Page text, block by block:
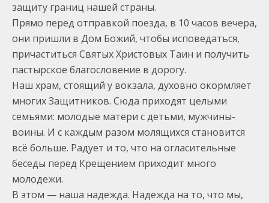
защиту границ нашей страны.
Прямо перед отправкой поезда, в 10 часов вечера,
они пришли в Дом Божий, чтобы исповедаться,
причаститься Святых Христовых Таин и получить
пастырское благословение в дорогу.
Наш храм, стоящий у вокзала, духовно окормляет
многих Защитников. Сюда приходят целыми
семьями: молодые матери с детьми, мужчины-
воины. И с каждым разом молящихся становится
всё больше. Радует и то, что на огласительные
беседы перед Крещением приходит много
молодежи.
В этом — наша надежда. Надежда на то, что мы,